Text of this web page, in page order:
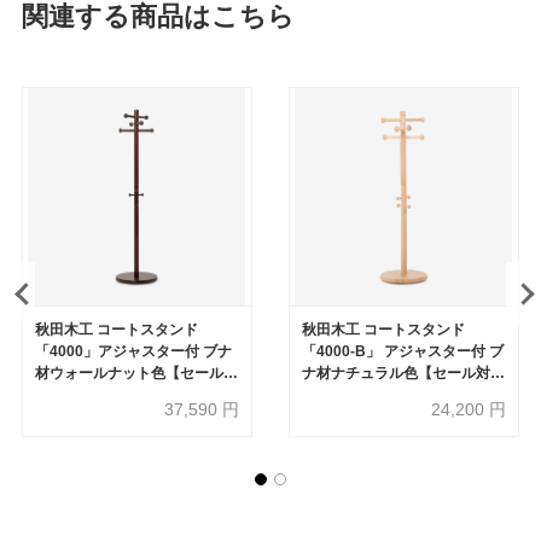
関連する商品はこちら
秋田木工 コートスタンド
「4000」アジャスター付 ブナ
材ウォールナット色【セール対
37,590 円
秋田木工 コートスタンド
「4000-B」 アジャスター付 ブ
ナ材ナチュラル色【セール対象
24,200 円